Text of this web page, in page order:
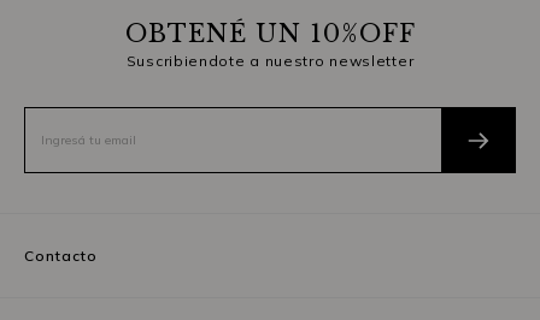
OBTENÉ UN 10%OFF
Suscribiendote a nuestro newsletter
Contacto